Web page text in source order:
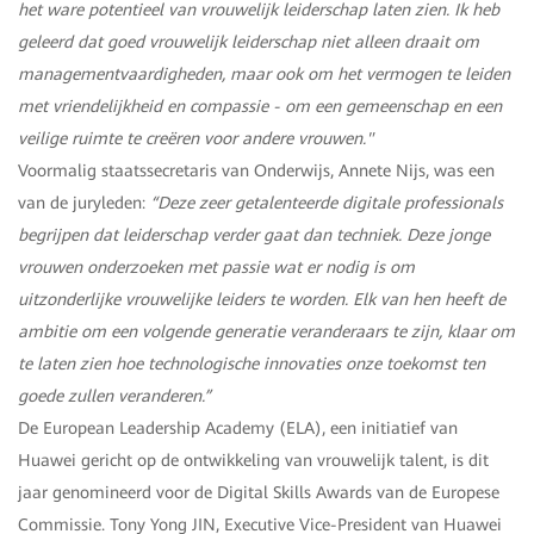
het ware potentieel van vrouwelijk leiderschap laten zien. Ik heb
geleerd dat goed vrouwelijk leiderschap niet alleen draait om
managementvaardigheden, maar ook om het vermogen te leiden
met vriendelijkheid en compassie - om een gemeenschap en een
veilige ruimte te creëren voor andere vrouwen."
Voormalig staatssecretaris van Onderwijs, Annete Nijs, was een
van de juryleden: “Deze zeer getalenteerde digitale professionals
begrijpen dat leiderschap verder gaat dan techniek. Deze jonge
vrouwen onderzoeken met passie wat er nodig is om
uitzonderlijke vrouwelijke leiders te worden. Elk van hen heeft de
ambitie om een volgende generatie veranderaars te zijn, klaar om
te laten zien hoe technologische innovaties onze toekomst ten
goede zullen veranderen.”
De European Leadership Academy (ELA), een initiatief van
Huawei gericht op de ontwikkeling van vrouwelijk talent, is dit
jaar genomineerd voor de Digital Skills Awards van de Europese
Commissie. Tony Yong JIN, Executive Vice-President van Huawei